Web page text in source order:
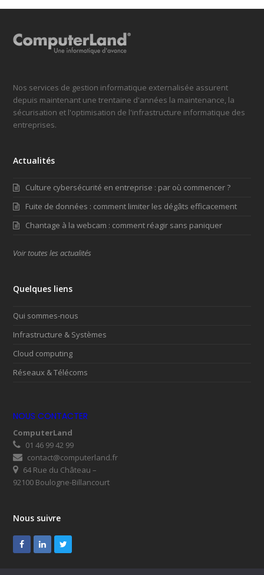
Nos services de gestion informatique externalisée assurent
depuis maintenant une trentaine d'années la maintenance, la
sécurisation et l'optimisation de l'infrastructure informatique des
entreprises.
Actualités
Culture cybersécurité en entreprise : par où commencer ?
Fuite de données : comment limiter les dégâts efficacement
Chantage à la webcam : comment réagir sans paniquer
Voir toutes les actualités
Quelques liens
Qui sommes-nous
Infrastructure & Systèmes
Cloud computing
Réseaux & Télécoms
NOUS CONTACTER
ComputerLand
01 46 99 42 99
contact@computerland.fr
64 Rue du Château –
92100 Boulogne-Billancourt
Nous suivre
Facebook
LinkedInTwitter